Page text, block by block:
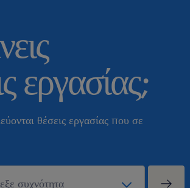
εργασίας;
θέσεις εργασίας που σε